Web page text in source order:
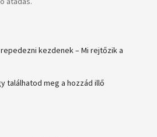
kezdenek – Mi rejtőzik a
találhatod meg a hozzád illő